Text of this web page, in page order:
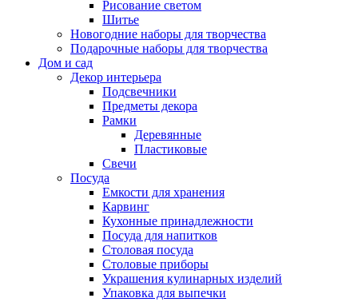
Рисование светом
Шитье
Новогодние наборы для творчества
Подарочные наборы для творчества
Дом и сад
Декор интерьера
Подсвечники
Предметы декора
Рамки
Деревянные
Пластиковые
Свечи
Посуда
Емкости для хранения
Карвинг
Кухонные принадлежности
Посуда для напитков
Столовая посуда
Столовые приборы
Украшения кулинарных изделий
Упаковка для выпечки